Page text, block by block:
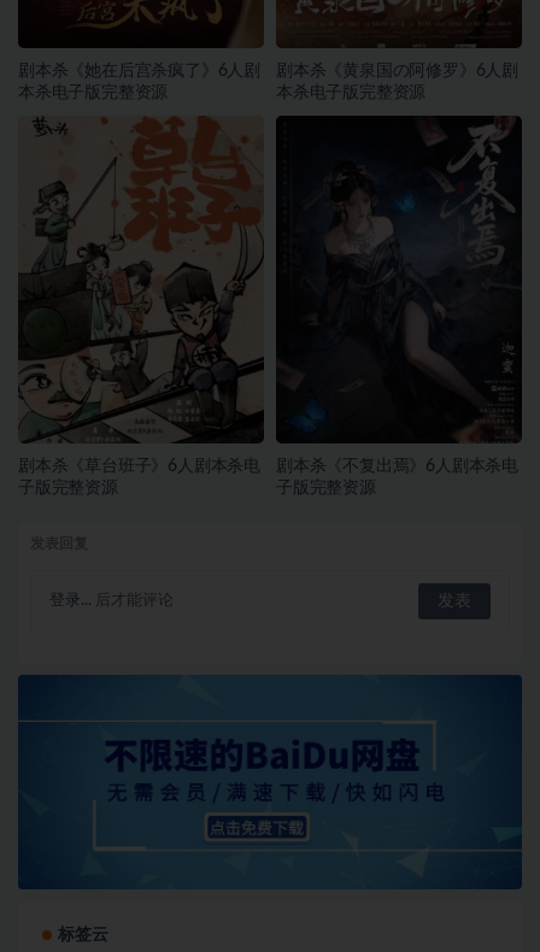
剧本杀《她在后宫杀疯了》6人剧
本杀电子版完整资源
剧本杀《黄泉国の阿修罗》6人剧
本杀电子版完整资源
剧本杀《草台班子》6人剧本杀电
子版完整资源
剧本杀《不复出焉》6人剧本杀电
子版完整资源
登录... 后才能评论
标签云